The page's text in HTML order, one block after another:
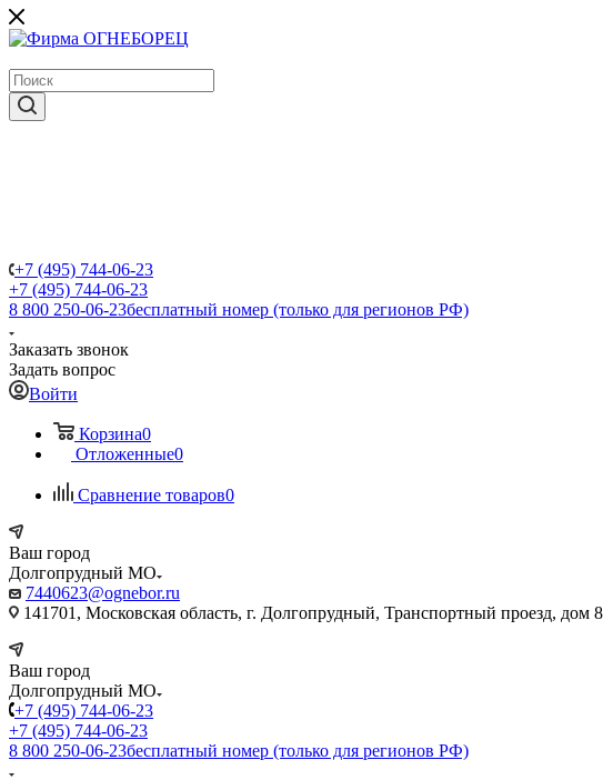
+7 (495) 744-06-23
+7 (495) 744-06-23
8 800 250-06-23бесплатный номер (только для регионов РФ)
Заказать звонок
Задать вопрос
Войти
Корзина0
Отложенные0
Сравнение товаров0
Ваш город
Долгопрудный МО
7440623@ognebor.ru
141701, Московская область, г. Долгопрудный, Транспортный проезд, дом 8
Ваш город
Долгопрудный МО
+7 (495) 744-06-23
+7 (495) 744-06-23
8 800 250-06-23бесплатный номер (только для регионов РФ)